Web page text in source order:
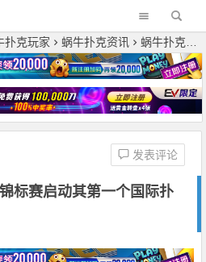
扑克玩家 蜗牛扑克资讯 蜗牛扑克：全日扑克锦标赛启动其第一个国际扑克巡回赛
标赛启动其第一个国际扑
发表评论